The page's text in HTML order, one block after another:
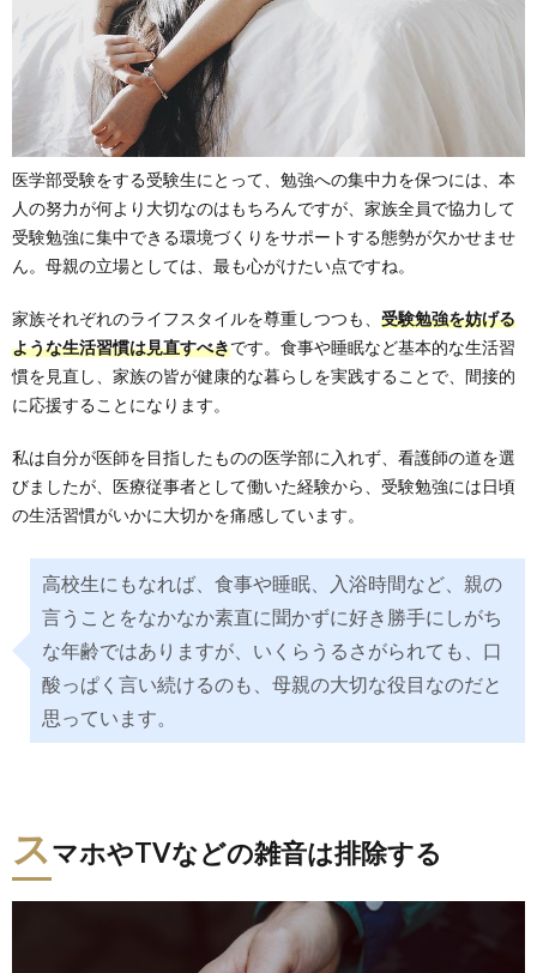
医学部受験をする受験生にとって、勉強への集中力を保つには、本
人の努力が何より大切なのはもちろんですが、家族全員で協力して
受験勉強に集中できる環境づくりをサポートする態勢が欠かせませ
ん。母親の立場としては、最も心がけたい点ですね。
家族それぞれのライフスタイルを尊重しつつも、 受験勉強を妨げる
ような生活習慣は見直すべきです。食事や睡眠など基本的な生活習
慣を見直し、家族の皆が健康的な暮らしを実践することで、間接的
に応援することになります。
私は自分が医師を目指したものの医学部に入れず、看護師の道を選
びましたが、医療従事者として働いた経験から、受験勉強には日頃
の生活習慣がいかに大切かを痛感しています。
高校生にもなれば、食事や睡眠、入浴時間など、親の
言うことをなかなか素直に聞かずに好き勝手にしがち
な年齢ではありますが、いくらうるさがられても、口
酸っぱく言い続けるのも、母親の大切な役目なのだと
思っています。
スマホやTVなどの雑音は排除する